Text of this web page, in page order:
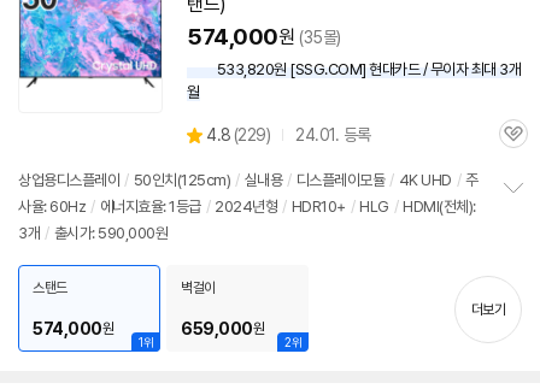
574,000원 (35몰)
533,820원 [SSG.COM] 현대카드 / 무이자 최대 3개
월
별
점
4.8 (상
리
뷰
229) 24.01. 등록
관
상업용디스플레이 / 50인치 (125cm) / 실내용 / 디스플레이모듈 / 4K UHD / 주
사율: 60Hz / 에너지효율: 1등급 / 2024년형 / HDR10+ / HLG / HDMI(전체):
3개 / 출시가: 590,000원
기
1위
스탠드
574,000원
2위
벽걸이
659,000원
더보기